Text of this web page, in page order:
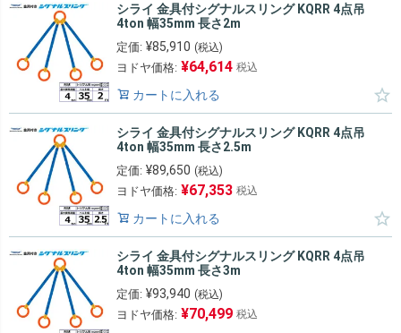
シライ 金具付シグナルスリング KQRR 4点吊
4ton 幅35mm 長さ2m
定価: ¥85,910 (税込)
ヨドヤ価格: ¥64,614 税込
カートに入れる
シライ 金具付シグナルスリング KQRR 4点吊
4ton 幅35mm 長さ2.5m
定価: ¥89,650 (税込)
ヨドヤ価格: ¥67,353 税込
カートに入れる
シライ 金具付シグナルスリング KQRR 4点吊
4ton 幅35mm 長さ3m
定価: ¥93,940 (税込)
ヨドヤ価格: ¥70,499 税込